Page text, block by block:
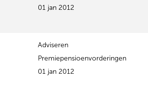
01 jan 2012
Adviseren
Premiepensioenvorderingen
01 jan 2012